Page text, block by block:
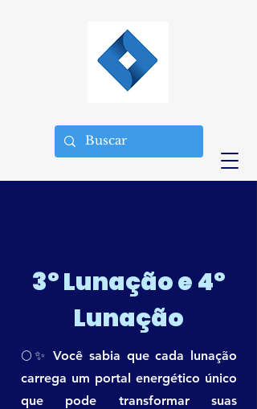
3º Lunação e 4º
Lunação
🌕✨ Você sabia que cada lunação
carrega um portal energético único
que pode transformar suas